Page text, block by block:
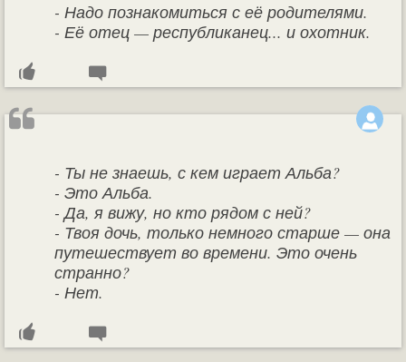
- Надо познакомиться с её родителями.
- Её отец — республиканец... и охотник.
- Ты не знаешь, с кем играет Альба?
- Это Альба.
- Да, я вижу, но кто рядом с ней?
- Твоя дочь, только немного старше — она
путешествует во времени. Это очень
странно?
- Нет.